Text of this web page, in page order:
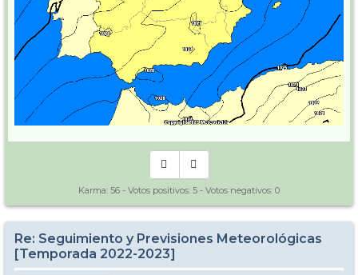
Karma: 56 - Votos positivos: 5 - Votos negativos: 0
Re: Seguimiento y Previsiones Meteorológicas
[Temporada 2022-2023]